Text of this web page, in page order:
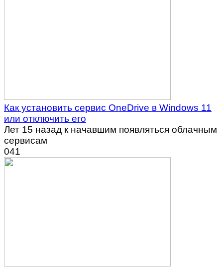
Как установить сервис OneDrive в Windows 11
или отключить его
Лет 15 назад к начавшим появляться облачным
сервисам
041